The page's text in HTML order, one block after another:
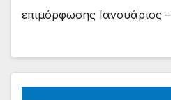
επιμόρφωσης Ιανουάριος